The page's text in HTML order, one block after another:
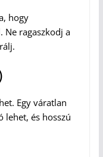
hogy
Ne ragaszkodj a
Egy váratlan
lehet, és hosszú